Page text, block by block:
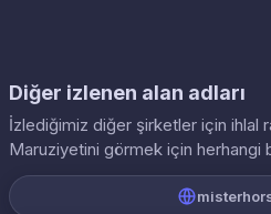
Diğer izlenen alan adları
İzlediğimiz diğer şirketler için ihlal
Maruziyetini görmek için herhangi